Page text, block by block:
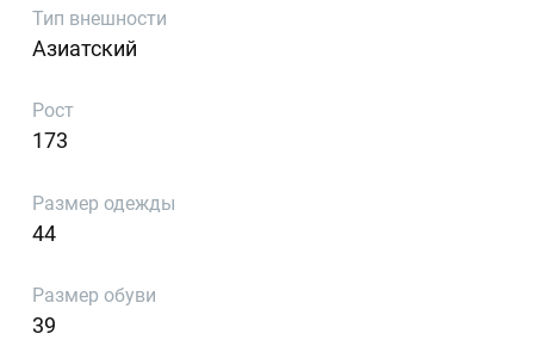
Тип внешности
Азиатский
Рост
173
Размер одежды
44
Размер обуви
39